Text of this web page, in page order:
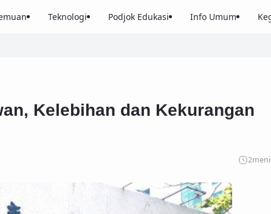
Teknologi Podjok Edukasi Info Umum
Kelebihan dan Kekurangan
2